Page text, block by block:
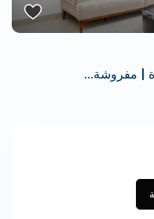
| مفروشة...